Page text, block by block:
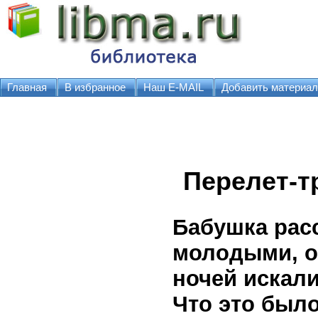
Главная В избранное Наш E-MAIL Добавить материал
Перелет-
Бабушка
молодыми,
ночей
Что это